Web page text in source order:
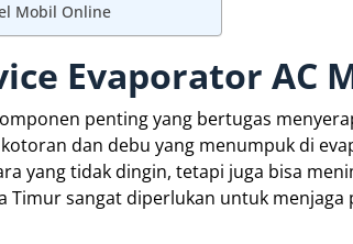
Mobil Online
Evaporator AC
penting yang bertugas
dan debu yang menumpuk di
yang tidak dingin, tetapi juga bisa
Timur sangat diperlukan untuk